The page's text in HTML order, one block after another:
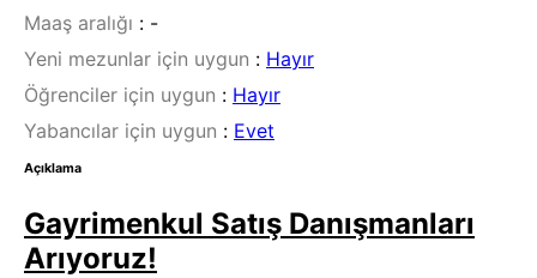
Maaş aralığı : -
Yeni mezunlar için uygun : Hayır
Öğrenciler için uygun : Hayır
Yabancılar için uygun : Evet
Açıklama
Gayrimenkul Satış Danışmanları
Arıyoruz!